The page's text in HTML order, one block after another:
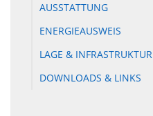
AUSSTATTUNG
ENERGIEAUSWEIS
LAGE & INFRASTRUKTUR
DOWNLOADS & LINKS